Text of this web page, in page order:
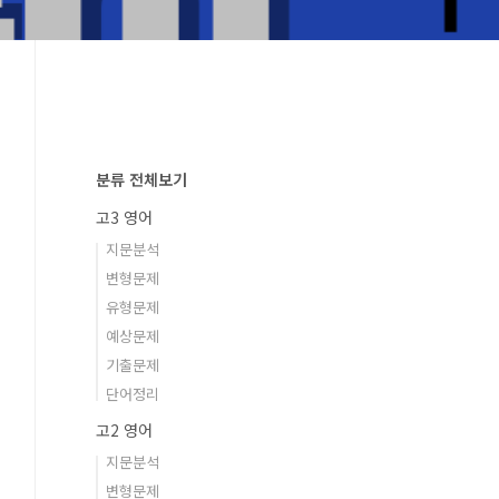
분류 전체보기
고3 영어
지문분석
변형문제
유형문제
예상문제
기출문제
단어정리
고2 영어
지문분석
변형문제